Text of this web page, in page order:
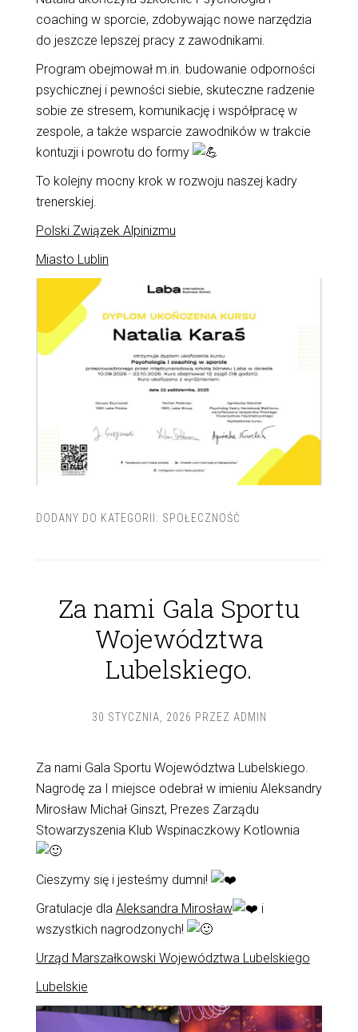
coaching w sporcie, zdobywając nowe narzędzia
do jeszcze lepszej pracy z zawodnikami.
Program obejmował m.in. budowanie odporności
psychicznej i pewności siebie, skuteczne radzenie
sobie ze stresem, komunikację i współpracę w
zespole, a także wsparcie zawodników w trakcie
kontuzji i powrotu do formy
To kolejny mocny krok w rozwoju naszej kadry
trenerskiej.
Polski Związek Alpinizmu
Miasto Lublin
DODANY DO KATEGORII: SPOŁECZNOŚĆ
Za nami Gala Sportu
Województwa
Lubelskiego.
30 STYCZNIA, 2026 PRZEZ ADMIN
Za nami Gala Sportu Województwa Lubelskiego.
Nagrodę za I miejsce odebrał w imieniu Aleksandry
Mirosław Michał Ginszt, Prezes Zarządu
Stowarzyszenia Klub Wspinaczkowy Kotlownia
Cieszymy się i jesteśmy dumni!
Gratulacje dla Aleksandra Mirosław
i
wszystkich nagrodzonych!
Urząd Marszałkowski Województwa Lubelskiego
Lubelskie